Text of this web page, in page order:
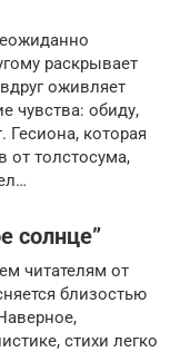
раскрывает
оживляет
чувства: обиду,
Гесиона, которая
от толстосума,
солнце”
читателям от
близостью
стихи легко